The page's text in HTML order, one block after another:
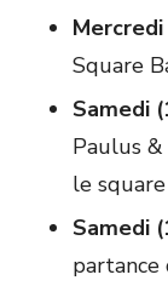
Square
Samedi
Paulus &
le
Samedi
partance